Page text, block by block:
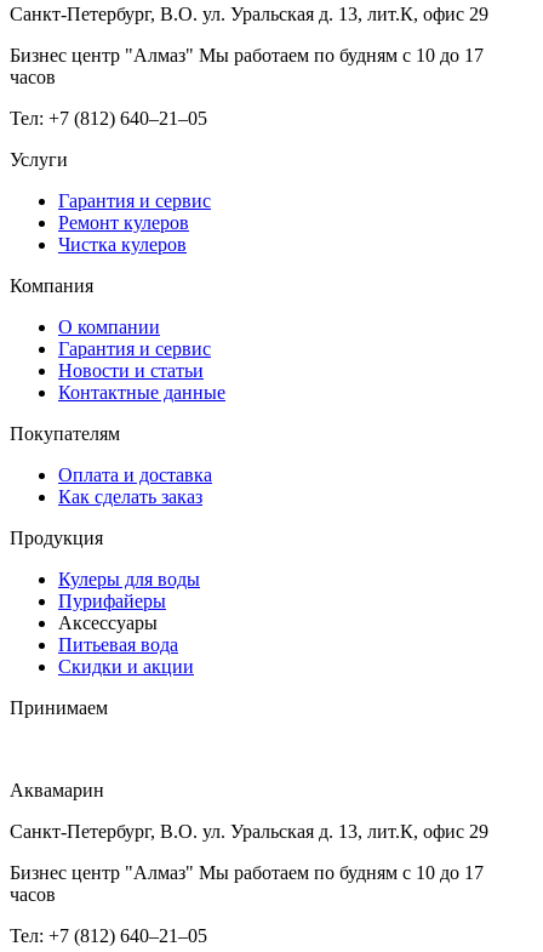
Санкт-Петербург, В.О. ул. Уральская д. 13, лит.К, офис 29
Бизнес центр "Алмаз" Мы работаем по будням с 10 до 17
часов
Тел: +7 (812) 640–21–05
Услуги
Гарантия и сервис
Ремонт кулеров
Чистка кулеров
Компания
О компании
Гарантия и сервис
Новости и статьи
Контактные данные
Покупателям
Оплата и доставка
Как сделать заказ
Продукция
Кулеры для воды
Пурифайеры
Аксессуары
Питьевая вода
Скидки и акции
Принимаем
Аквамарин
Санкт-Петербург, В.О. ул. Уральская д. 13, лит.К, офис 29
Бизнес центр "Алмаз" Мы работаем по будням с 10 до 17
часов
Тел: +7 (812) 640–21–05